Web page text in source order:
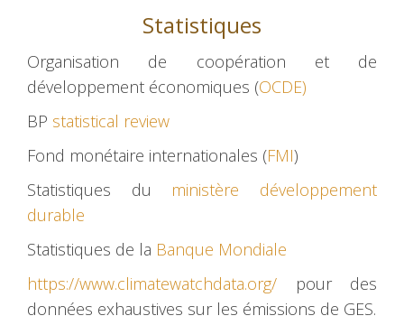
Statistiques
Organisation de coopération et de
développement économiques (OCDE)
BP statistical review
Fond monétaire internationales (FMI)
Statistiques du ministère développement
durable
Statistiques de la Banque Mondiale
https://www.climatewatchdata.org/ pour des
données exhaustives sur les émissions de GES.